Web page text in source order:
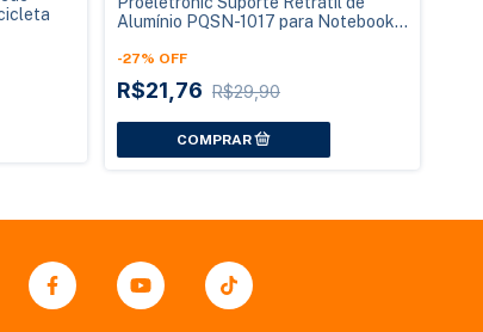
Alumínio PQSN-1017 para Notebook
-27% OFF
R$21,76 R$29,90